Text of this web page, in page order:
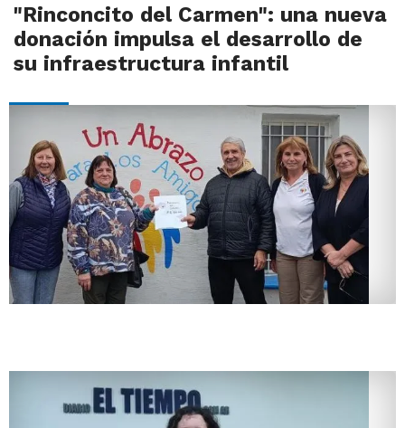
"Rinconcito del Carmen": una nueva
donación impulsa el desarrollo de
su infraestructura infantil